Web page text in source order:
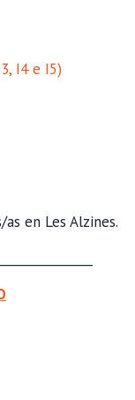
I4 e I5)
en Les Alzines.